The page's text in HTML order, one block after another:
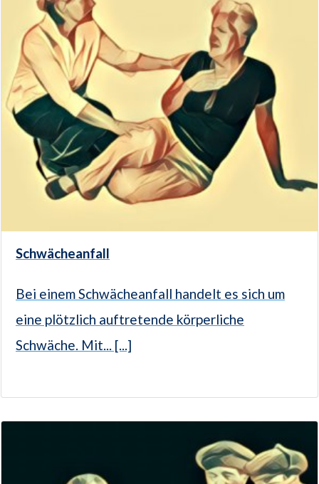
Schwächeanfall
Bei einem Schwächeanfall handelt es sich um
eine plötzlich auftretende körperliche
Schwäche. Mit... [...]